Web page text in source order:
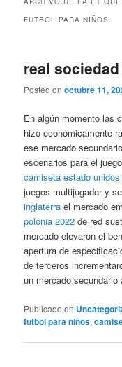
FUTBOL PARA NIÑOS
real
Posted onoctubre 11,
En algún momento las
hizo económicamente
ese mercado
escenarios para el
camiseta estado
juegos multijugador y
inglaterra el mercado
polonia 2022 de red
mercado elevaron el
apertura de
de terceros
un mercado secundario
Publicado en
futbol para niños,